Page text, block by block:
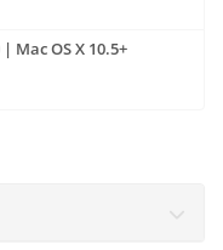
Mac OS X 10.5+